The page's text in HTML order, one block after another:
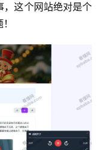
，这个网站绝对是个